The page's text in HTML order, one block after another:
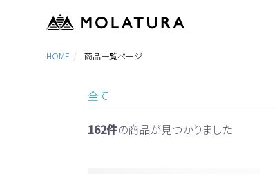
HOME 商品一覧ページ
全て
162件の商品が見つかりました